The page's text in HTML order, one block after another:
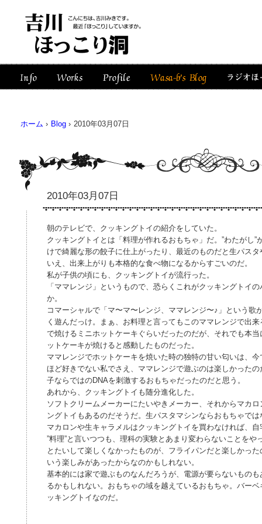
ホーム › Blog › 2010年03月07日
2010年03月07日
朝のテレビで、クッキングトイの紹介をしていた。
クッキングトイとは「料理が作れるおもちゃ」だ。”わたがし”
けで綺麗な形の餃子に仕上がったり、最近のものだと生パス
いえ、出来上がりも本格的な食べ物になるからすごいのだ。
私が子供の頃にも、クッキングトイが流行った。
「ママレンジ」というもので、恐らくこれがクッキングトイ
か。
コマーシャルで「マ〜マ〜レンジ、ママレンジ〜♪」という歌
く遊んだっけ。まぁ、お料理と言ってもこのママレンジで出
で焼けるミニホットケーキぐらいだったのだが、それでも本
ットケーキが焼けると感動したものだった。
ママレンジでホットケーキを焼いた時の独特の甘い匂いは、
ほど好きでない私でさえ、ママレンジで遊ぶのは楽しかった
子ならではのDNAを刺激するおもちゃだったのだと思う。
あれから、クッキングトイも随分進化した。
ソフトクリームメーカーにたいやきメーカー、それからマカ
ングトイもあるのだそうだ。生パスタマシンならおもちゃで
マカロンや生キャラメルはクッキングトイを買わなければ、
”料理”と言いつつも、理科の実験とあまり変わらないことをや
とたいして楽しくなかったものが、フライパンだと楽しかっ
いう楽しみがあったからなのかもしれない。
基本的には家で遊ぶものなんだろうが、電源が要らないもの
るかもしれない。おもちゃの域を越えているおもちゃ。バー
ッキングトイなのだ。